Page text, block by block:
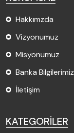
Hakkımzda
Vizyonumuz
Misyonumuz
Banka Bilgilerimiz
İletişim
KATEGORİLER